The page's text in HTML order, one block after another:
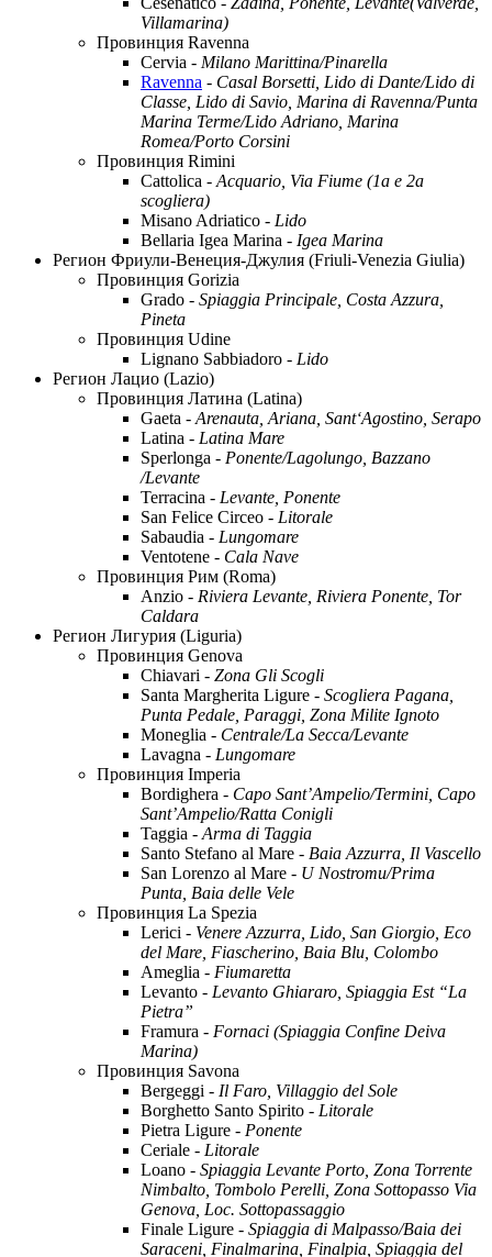
Villamarina)
Провинция Ravenna
Cervia - Milano Marittina/Pinarella
Ravenna - Casal Borsetti, Lido di Dante/Lido di
Classe, Lido di Savio, Marina di Ravenna/Punta
Marina Terme/Lido Adriano, Marina
Romea/Porto Corsini
Провинция Rimini
Cattolica - Acquario, Via Fiume (1a e 2a
scogliera)
Misano Adriatico - Lido
Bellaria Igea Marina - Igea Marina
Регион Фриули-Венеция-Джулия (Friuli-Venezia Giulia)
Провинция Gorizia
Grado - Spiaggia Principale, Costa Azzura,
Pineta
Провинция Udine
Lignano Sabbiadoro - Lido
Регион Лацио (Lazio)
Провинция Латина (Latina)
Gaeta - Arenauta, Ariana, Sant‘Agostino, Serapo
Latina - Latina Mare
Sperlonga - Ponente/Lagolungo, Bazzano
/Levante
Terracina - Levante, Ponente
San Felice Circeo - Litorale
Sabaudia - Lungomare
Ventotene - Cala Nave
Провинция Рим (Roma)
Anzio - Riviera Levante, Riviera Ponente, Tor
Caldara
Регион Лигурия (Liguria)
Провинция Genova
Chiavari - Zona Gli Scogli
Santa Margherita Ligure - Scogliera Pagana,
Punta Pedale, Paraggi, Zona Milite Ignoto
Moneglia - Centrale/La Secca/Levante
Lavagna - Lungomare
Провинция Imperia
Bordighera - Capo Sant’Ampelio/Termini, Capo
Sant’Ampelio/Ratta Conigli
Taggia - Arma di Taggia
Santo Stefano al Mare - Baia Azzurra, Il Vascello
San Lorenzo al Mare - U Nostromu/Prima
Punta, Baia delle Vele
Провинция La Spezia
Lerici - Venere Azzurra, Lido, San Giorgio, Eco
del Mare, Fiascherino, Baia Blu, Colombo
Ameglia - Fiumaretta
Levanto - Levanto Ghiararo, Spiaggia Est “La
Pietra”
Framura - Fornaci (Spiaggia Confine Deiva
Marina)
Провинция Savona
Bergeggi - Il Faro, Villaggio del Sole
Borghetto Santo Spirito - Litorale
Pietra Ligure - Ponente
Ceriale - Litorale
Loano - Spiaggia Levante Porto, Zona Torrente
Nimbalto, Tombolo Perelli, Zona Sottopasso Via
Genova, Loc. Sottopassaggio
Finale Ligure - Spiaggia di Malpasso/Baia dei
Saraceni, Finalmarina, Finalpia, Spiaggia del